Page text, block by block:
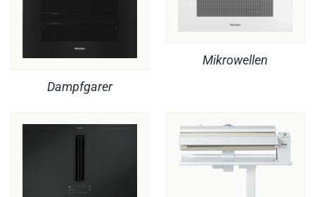
Dampfgarer
Mikrowellen